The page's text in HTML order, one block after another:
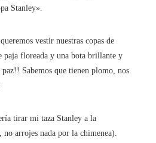
Stanley».
vestir nuestras copas de
paja floreada y una bota brillante y
Sabemos que tienen plomo, nos
tirar mi taza Stanley a la
arrojes nada por la chimenea).